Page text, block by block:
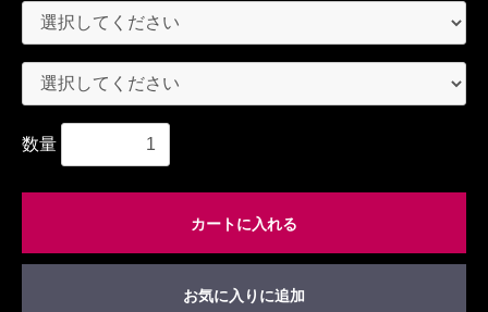
数量
カートに入れる
お気に入りに追加